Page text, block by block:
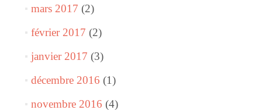
mars 2017 (2)
février 2017 (2)
janvier 2017 (3)
décembre 2016 (1)
novembre 2016 (4)